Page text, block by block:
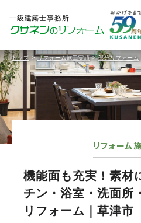
トップ >リフォーム施工実績>部分リフォーム
リフォーム
機能面も充実！素材
チン・浴室・洗面所
リフォーム｜草津市